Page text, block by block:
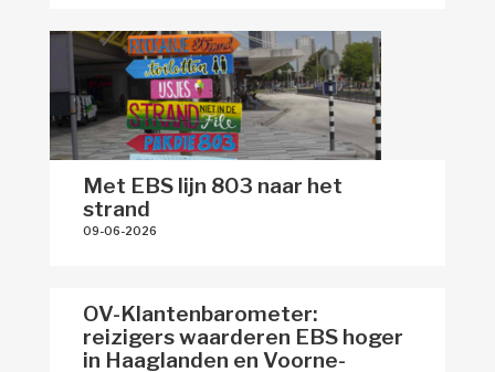
Met EBS lijn 803 naar het
strand
09-06-2026
OV-Klantenbarometer:
reizigers waarderen EBS hoger
in Haaglanden en Voorne-